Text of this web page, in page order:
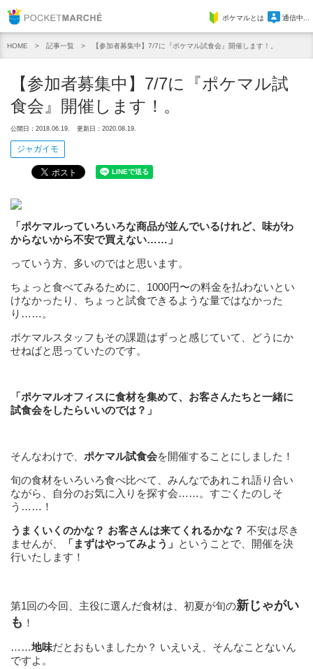
Pocket Marcheポケマルとは 通信中...
HOME 記事一覧 【参加者募集中】7/7に『ポケマル試食会』開催します！。
【参加者募集中】7/7に『ポケマル試
食会』開催します！。
公開日：2018.06.19. 更新日：2020.08.19.
ジャガイモ
「ポケマルっていろいろな商品が並んでいるけれど、味がわ
からないから不安で買えない……」
っていう方、多いのではと思います。
ちょっと食べてみるために、1000円〜の料金を払わないとい
けなかったり、ちょっと試食できるような量ではなかった
り……。
ポケマルスタッフもその課題はずっと感じていて、どうにか
せねばと思っていたのです。
「ポケマルオフィスに食材を集めて、お客さんたちと一緒に
試食会をしたらいいのでは？」
そんなわけで、 ポケマル試食会を開催することにしました！
旬の食材をいろいろ食べ比べて、みんなであれこれ語り合い
ながら、自分のお気に入りを探す会……。すごくたのしそ
う……！
うまくいくのかな？ お客さんは来てくれるかな？ 不安は尽き
ませんが、
「まずはやってみよう」 ということで、開催を決
行いたします！
第1回の今回、主役に選んだ食材は、初夏が旬の新じゃがい
も ！
……地味だとおもいましたか？ いえいえ、そんなことないん
ですよ。